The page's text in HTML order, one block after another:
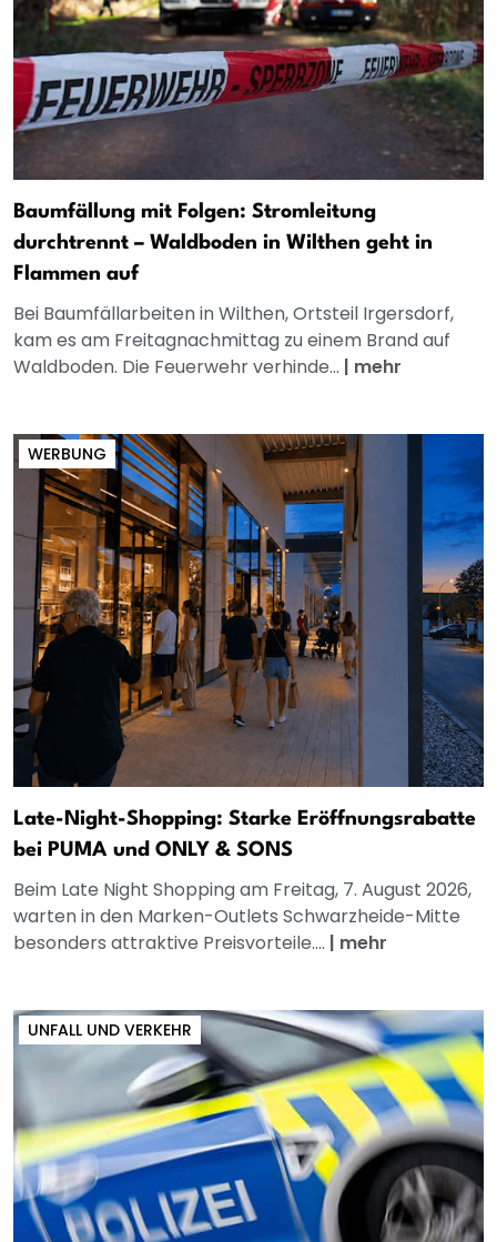
Baumfällung mit Folgen: Stromleitung
durchtrennt – Waldboden in Wilthen geht in
Flammen auf
Bei Baumfällarbeiten in Wilthen, Ortsteil Irgersdorf,
kam es am Freitagnachmittag zu einem Brand auf
Waldboden. Die Feuerwehr verhinde... | mehr
WERBUNG
Late-Night-Shopping: Starke Eröffnungsrabatte
bei PUMA und ONLY & SONS
Beim Late Night Shopping am Freitag, 7. August 2026,
warten in den Marken-Outlets Schwarzheide-Mitte
besonders attraktive Preisvorteile.... | mehr
UNFALL UND VERKEHR